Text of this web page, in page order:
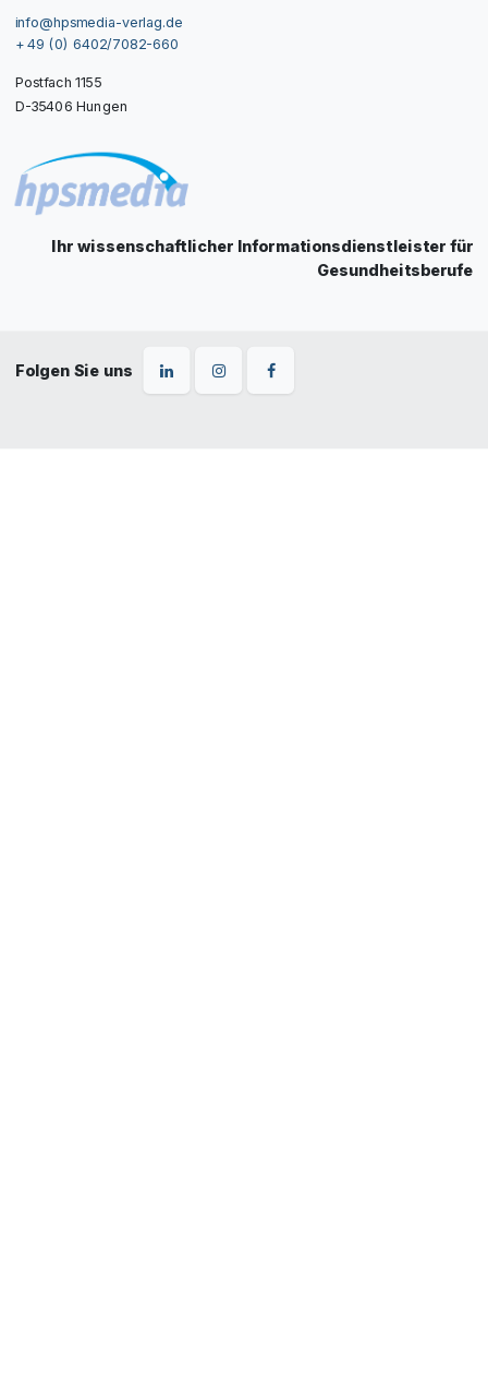
info@hpsmedia-verlag.de
+ 49 (0) 6402/7082-660
Postfach 1155
D-35406 Hungen
Ihr wissenschaftlicher Informationsdienstleister für
Gesundheitsberufe
Folgen Sie uns